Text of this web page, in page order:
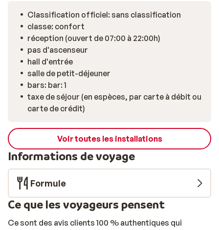
Classification officiel: sans classification
classe: confort
réception (ouvert de 07:00 à 22:00h)
pas d'ascenseur
hall d'entrée
salle de petit-déjeuner
bars: bar: 1
taxe de séjour (en espèces, par carte à débit ou
carte de crédit)
Voir toutes les installations
Informations de voyage
Formule
Ce que les voyageurs pensent
Ce sont des avis clients 100 % authentiques qui